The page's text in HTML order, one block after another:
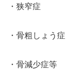
・狭窄症
・骨粗しょう症
・骨減少症等